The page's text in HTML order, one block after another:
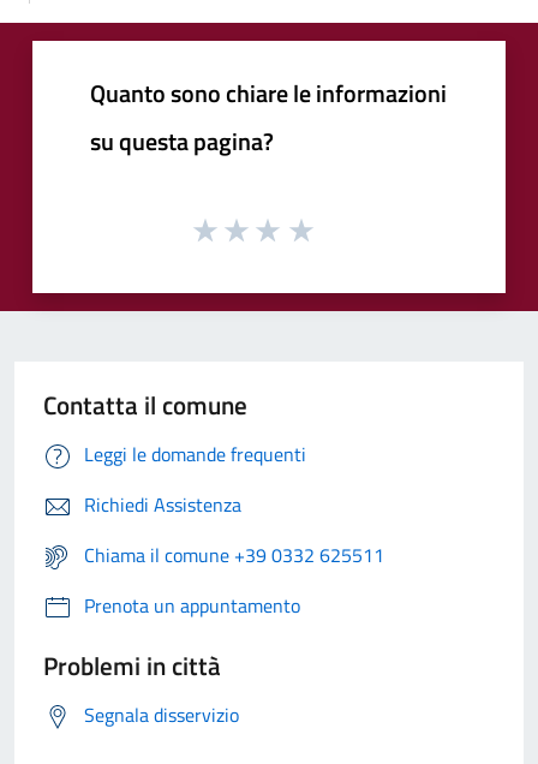
Quanto sono chiare le informazioni
su questa pagina?
Contatta il comune
Leggi le domande frequenti
Richiedi Assistenza
Chiama il comune +39 0332 625511
Prenota un appuntamento
Problemi in città
Segnala disservizio